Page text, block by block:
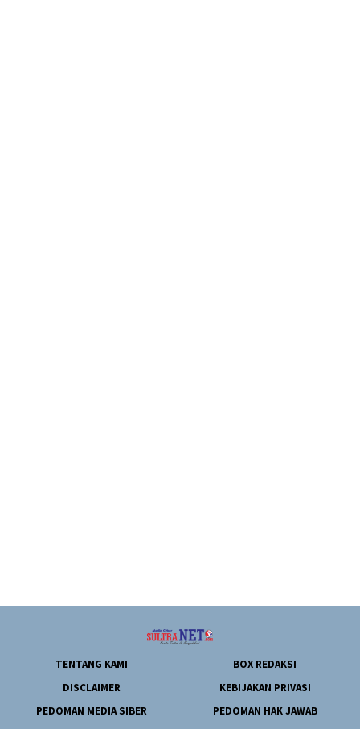
TENTANG KAMI
BOX REDAKSI
DISCLAIMER
KEBIJAKAN PRIVASI
PEDOMAN MEDIA SIBER
PEDOMAN HAK JAWAB